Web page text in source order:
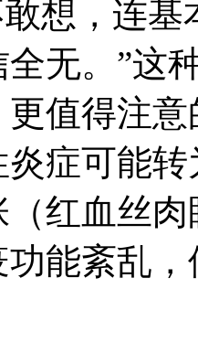
敢想，连
无。”这
值得注
症可能
红血丝
能紊乱